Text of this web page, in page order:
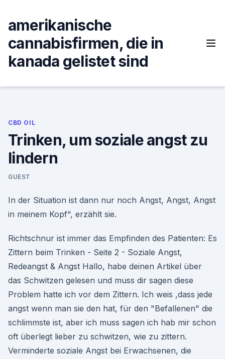
content
amerikanische
cannabisfirmen, die in
kanada gelistet sind
CBD OIL
Trinken, um soziale angst zu
lindern
GUEST
In der Situation ist dann nur noch Angst, Angst, Angst
in meinem Kopf“, erzählt sie.
Richtschnur ist immer das Empfinden des Patienten: Es
Zittern beim Trinken - Seite 2 - Soziale Angst,
Redeangst & Angst Hallo, habe deinen Artikel über
das Schwitzen gelesen und muss dir sagen diese
Problem hatte ich vor dem Zittern. Ich weis ,dass jede
angst wenn man sie den hat, für den "Befallenen" die
schlimmste ist, aber ich muss sagen ich hab mir schon
oft überlegt lieber zu schwitzen, wie zu zittern.
Verminderte soziale Angst bei Erwachsenen, die